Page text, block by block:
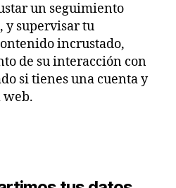
un seguimiento
y supervisar tu
incrustado,
de su interacción con
si tienes una cuenta y
web.